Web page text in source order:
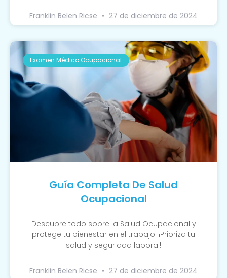
Franklin Belen Ricse 27 de diciembre de 2024
Examen Médico Ocupacional
Guía Completa De Salud
Ocupacional
Descubre todo sobre la Salud Ocupacional y
protege tu bienestar en el trabajo. ¡Prioriza tu
salud y seguridad laboral!
Franklin Belen Ricse 27 de diciembre de 2024